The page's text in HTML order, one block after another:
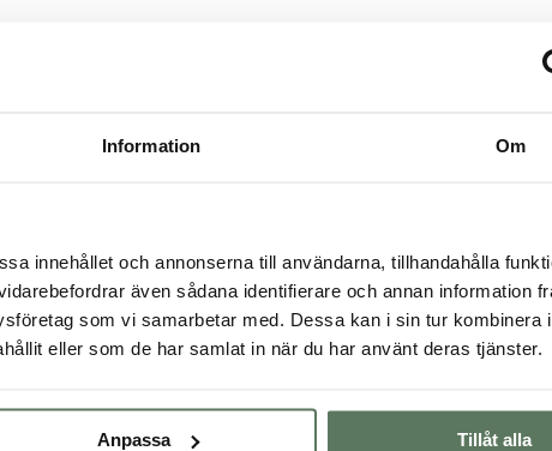
Information Om
innehållet och annonserna till användarna, tillhandahålla
även sådana identifierare och annan information
som vi samarbetar med. Dessa kan i sin tur kombinera
eller som de har samlat in när du har använt deras tjänster.
Anpassa Tillåt alla
och söker dig till bekväma frilufts och fritidskläder till dam,
önskemål och behov. Oavsett om du är ute efter ett par
samt är mycket prisvärda. Upptäck våra snygga och